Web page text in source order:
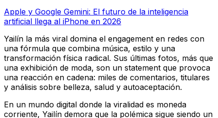
Apple y Google Gemini: El futuro de la inteligencia
artificial llega al iPhone en 2026
Yailín la más viral domina el engagement en redes con
una fórmula que combina música, estilo y una
transformación física radical. Sus últimas fotos, más que
una exhibición de moda, son un statement que provoca
una reacción en cadena: miles de comentarios, titulares
y análisis sobre belleza, salud y autoaceptación.
En un mundo digital donde la viralidad es moneda
corriente, Yailín demora que la polémica sigue siendo un